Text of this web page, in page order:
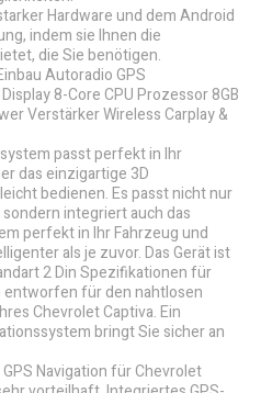
Hardware und dem Android
indem sie Ihnen die
die Sie benötigen.
Autoradio GPS
8-Core CPU Prozessor 8GB
Verstärker Wireless Carplay &
passt perfekt in Ihr
das einzigartige 3D
bedienen. Es passt nicht nur
integriert auch das
perfekt in Ihr Fahrzeug und
als je zuvor. Das Gerät ist
2 Din Spezifikationen für
entworfen für den nahtlosen
Chevrolet Captiva. Ein
bringt Sie sicher an
Navigation für Chevrolet